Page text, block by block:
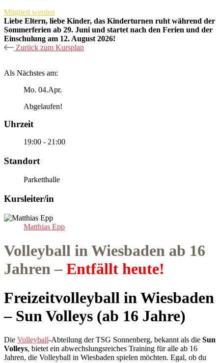
Mitglied werden
Liebe Eltern, liebe Kinder, das Kinderturnen ruht während der
Sommerferien ab 29. Juni und startet nach den Ferien und der
Einschulung am 12. August 2026!
Zurück zum Kursplan
Als Nächstes am:
Mo. 04.Apr.
Abgelaufen!
Uhrzeit
19:00 - 21:00
Standort
Parketthalle
Kursleiter/in
Matthias Epp
Volleyball in Wiesbaden ab 16
Jahren –Entfällt heute!
Freizeitvolleyball in Wiesbaden
– Sun Volleys (ab 16 Jahre)
Die Volleyball-Abteilung der TSG Sonnenberg, bekannt als die Sun
Volleys, bietet ein abwechslungsreiches Training für alle ab 16
Jahren, die Volleyball in Wiesbaden spielen möchten. Egal, ob du